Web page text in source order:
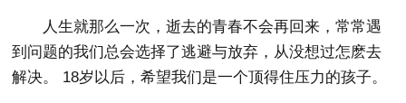
人生就那么一次，逝去的青春不会再回来，常常遇
到问题的我们总会选择了逃避与放弃，从没想过怎麽去
解决。 18岁以后，希望我们是一个顶得住压力的孩子。